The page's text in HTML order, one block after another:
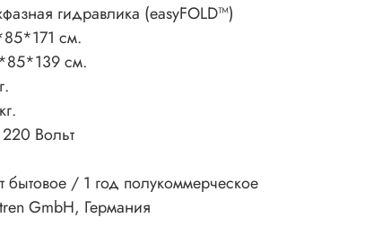
гидравлика (easyFOLD™)
см.
см.
220 Вольт
бытовое / 1 год полукоммерческое
GmbH, Германия